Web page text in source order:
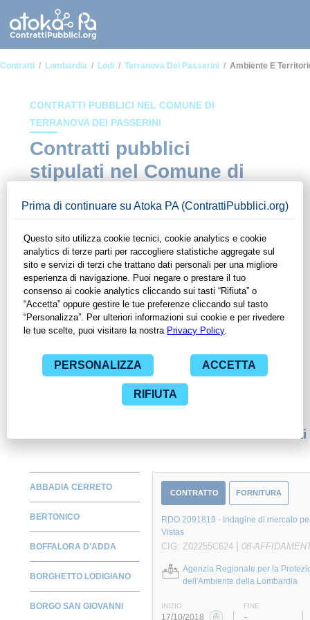
Contratti Lombardia Lodi Terranova Dei Passerini Ambiente E
CONTRATTI PUBBLICI NEL COMUNE DI
TERRANOVA DEI PASSERINI
Contratti pubblici
stipulati nel Comune di
in ambito Ambiente e
territorio
In questa sezione del sito di ContrattiPubblici.org potrai avere
ad alcuni dei contratti presenti nella piattaforma stipulati
all'interno del Comune di Terranova dei Passerini in ambito
Ambiente e territorio. Grazie alle funzionalità di
ContrattiPubblici.org potrai monitorare la scadenza dei
contratti pubblici di tuo interesse e programmare la tua attività
commerciale con le Pubbliche Amministrazioni con largo
giorni di prova gratuiti per avere l'opportunità di conoscere e
consultare tutti i dati inerenti ai contratti stipulati da una
specifica PA, compresi gli affidamenti diretti.
Monitora alcuni
ABBADIA CERRETO
BERTONICO
BOFFALORA D'ADDA
BORGHETTO LODIGIANO
BORGO SAN GIOVANNI
CONTRATTO FORNITURA
RDO 2091819 - Indagine di mercato
Vistas
CIG: Z02255C624 | 08-
Agenzia Regionale per la
dell'Ambiente della Lombardia
INIZIO FINE
17/10/2018 -